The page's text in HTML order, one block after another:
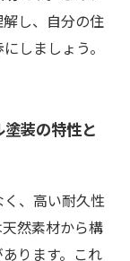
し、自分の住
しましょう。
装の特性と
、高い耐久性
然素材から構
ります。これ